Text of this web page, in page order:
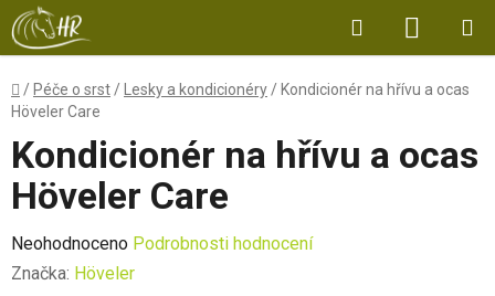
Přejít
na
obsah
Hledat
KOŠÍK
Domů
/ Péče o srst / Lesky a kondicionéry / Kondicionér na hřívu a ocas
Höveler Care
Kondicionér na hřívu a ocas
Höveler Care
Průměrné
hodnocení
Neohodnoceno Podrobnosti hodnocení
Značka: Höveler